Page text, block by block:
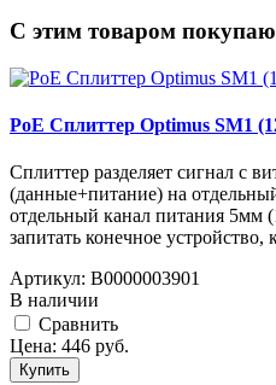
C этим товаром
PoE Сплиттер Optimus SM1
Сплиттер разделяет сигнал с
(данные+питание) на
отдельный канал питания 5мм
запитать конечное
Артикул: В0000003901
В наличии
Cравнить
Цена: 446 руб.
Купить